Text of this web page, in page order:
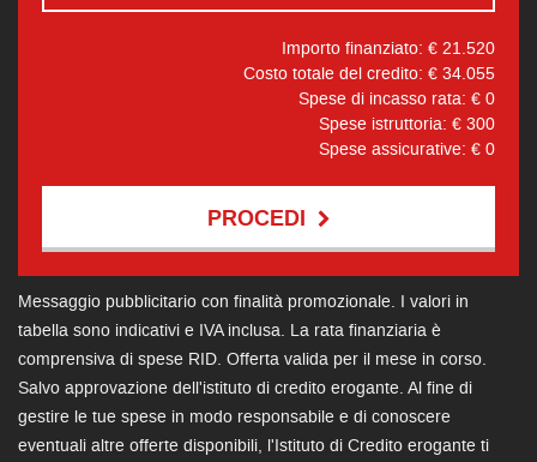
Importo finanziato: € 21.520
Costo totale del credito: € 34.055
Spese di incasso rata: € 0
Spese istruttoria: € 300
Spese assicurative: € 0
PROCEDI
Contattaci
Messaggio pubblicitario con finalità promozionale. I valori in
tabella sono indicativi e IVA inclusa. La rata finanziaria è
comprensiva di spese RID. Offerta valida per il mese in corso.
Salvo approvazione dell'istituto di credito erogante. Al fine di
gestire le tue spese in modo responsabile e di conoscere
eventuali altre offerte disponibili, l'Istituto di Credito erogante ti